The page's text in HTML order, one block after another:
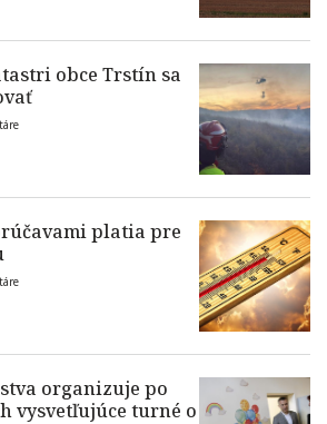
obce Trstín sa
platia pre
organizuje po
vysvetľujúce turné o